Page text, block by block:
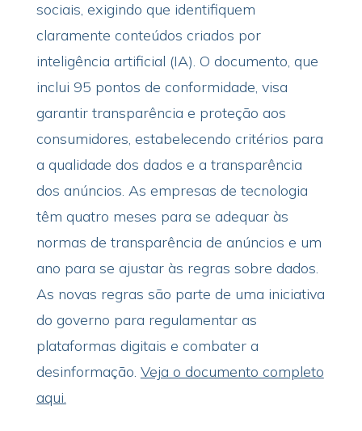
sociais, exigindo que identifiquem
claramente conteúdos criados por
inteligência artificial (IA). O documento, que
inclui 95 pontos de conformidade, visa
garantir transparência e proteção aos
consumidores, estabelecendo critérios para
a qualidade dos dados e a transparência
dos anúncios. As empresas de tecnologia
têm quatro meses para se adequar às
normas de transparência de anúncios e um
ano para se ajustar às regras sobre dados.
As novas regras são parte de uma iniciativa
do governo para regulamentar as
plataformas digitais e combater a
desinformação. Veja o documento completo
aqui.